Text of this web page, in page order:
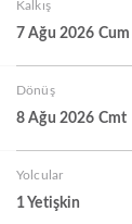
Kalkış
7 Ağu 2026 Cum
Dönüş
8 Ağu 2026 Cmt
Yolcular
1 Yetişkin